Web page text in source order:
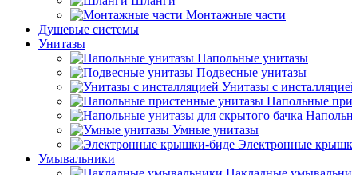
Монтажные части
Душевые системы
Унитазы
Напольные унитазы
Подвесные унитазы
Унитазы с
Напольные
Умные унитазы
Электронные
Умывальники